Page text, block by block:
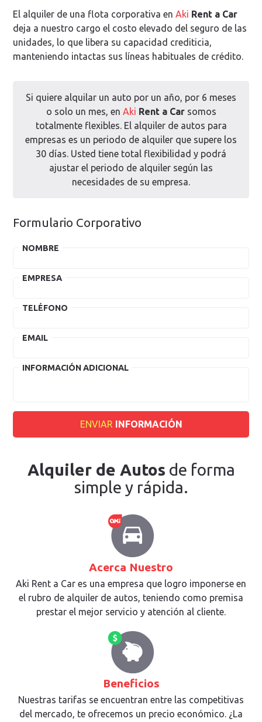
El alquiler de una flota corporativa enAki Rent a Car
deja a nuestro cargo el costo elevado del seguro de las
unidades, lo que libera su capacidad crediticia,
manteniendo intactas sus líneas habituales de crédito.
Si quiere alquilar un auto por un año, por 6 meses
o solo un mes, en Aki Rent a Carsomos
totalmente flexibles. El alquiler de autos para
empresas es un periodo de alquiler que supere los
30 días. Usted tiene total flexibilidad y podrá
ajustar el periodo de alquiler según las
necesidades de su empresa.
Formulario Corporativo
NOMBRE
EMPRESA
TELÉFONO
EMAIL
INFORMACIÓN ADICIONAL
ENVIAR INFORMACIÓN
Alquiler de Autos de forma
simple y rápida.
Acerca Nuestro
Aki Rent a Car es una empresa que logro imponerse en
el rubro de alquiler de autos, teniendo como premisa
prestar el mejor servicio y atención al cliente.
Beneficios
Nuestras tarifas se encuentran entre las competitivas
del mercado, te ofrecemos un precio económico. ¿La